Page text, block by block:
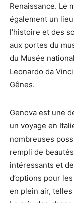
Renaissance. Le
également un
l’histoire et des
aux portes du
du Musée
Leonardo da
Gênes.
Genova est une
un voyage en
nombreuses
rempli de
intéressants et
d’options pour
en plein air,